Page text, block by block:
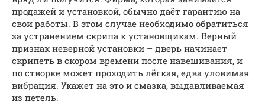
продажей и установкой, обычно даёт гарантию на
свои работы. В этом случае необходимо обратиться
за устранением скрипа к установщикам. Верный
признак неверной установки – дверь начинает
скрипеть в скором времени после навешивания, и
по створке может проходить лёгкая, едва уловимая
вибрация. Укажет на это и смазка, выдавливаемая
из петель.